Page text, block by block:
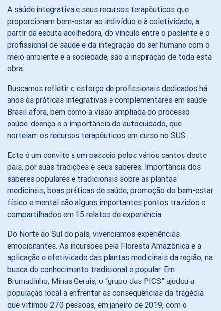
A saúde integrativa e seus recursos terapêuticos que
proporcionam bem-estar ao indivíduo e à coletividade, a
partir da escuta acolhedora, do vínculo entre o paciente e o
profissional de saúde e da integração do ser humano com o
meio ambiente e a sociedade, são a inspiração de toda esta
obra.
Buscamos refletir o esforço de profissionais dedicados há
anos às práticas integrativas e complementares em saúde
Brasil afora, bem como a visão ampliada do processo
saúde-doença e a importância do autocuidado, que
norteiam os recursos terapêuticos em curso no SUS.
Este é um convite a um passeio pelos vários cantos deste
país, por suas tradições e seus saberes. Importância dos
saberes populares e tradicionais sobre as plantas
medicinais, boas práticas de saúde, promoção do bem-estar
físico e mental são alguns importantes pontos trazidos e
compartilhados em 15 relatos de experiência.
Do Norte ao Sul do país, vivenciamos experiências
emocionantes. As incursões pela Floresta Amazônica e a
aplicação e efetividade das plantas medicinais da região, na
busca do conhecimento tradicional e popular. Em
Brumadinho, Minas Gerais, o “grupo das PICS” ajudou a
população local a enfrentar as consequências da tragédia
que vitimou 270 pessoas, em janeiro de 2019, com o